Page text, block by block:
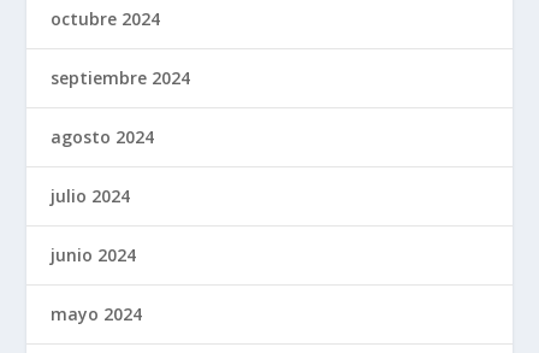
octubre 2024
septiembre 2024
agosto 2024
julio 2024
junio 2024
mayo 2024